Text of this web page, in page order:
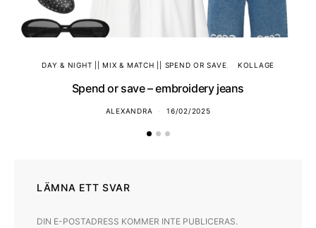
DAY & NIGHT || MIX & MATCH || SPEND OR SAVE KOLLAGE
Spend or save – embroidery jeans
ALEXANDRA 16/02/2025
LÄMNA ETT SVAR
DIN E-POSTADRESS KOMMER INTE PUBLICERAS.